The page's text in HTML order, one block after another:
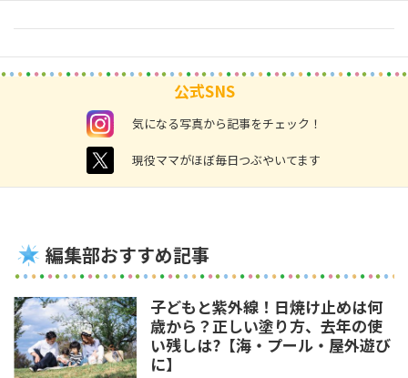
公式SNS
instagram 気になる写真から記事をチェック！
twitter 現役ママがほぼ毎日つぶやいてます
編集部おすすめ記事
子どもと紫外線！日焼け止めは何
歳から？正しい塗り方、去年の使
い残しは?【海・プール・屋外遊び
に】